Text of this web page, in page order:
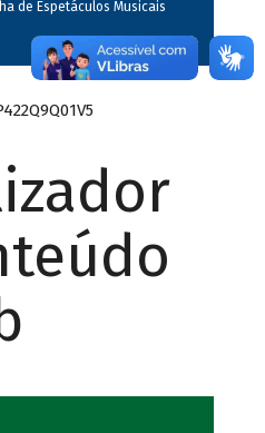
de Espetáculos Musicais